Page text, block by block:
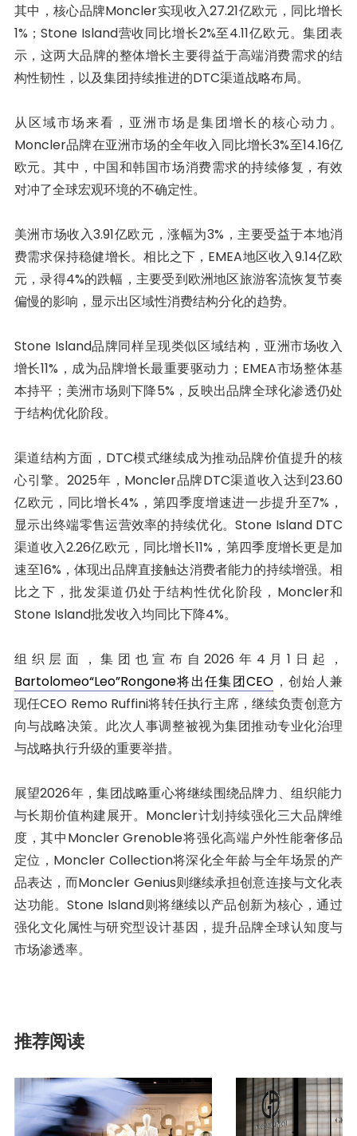
其中，核心品牌Moncler实现收入27.21亿欧元，同比增长
1%；Stone Island营收同比增长2%至4.11亿欧元。集团表
示，这两大品牌的整体增长主要得益于高端消费需求的结
构性韧性，以及集团持续推进的DTC渠道战略布局。
从区域市场来看，亚洲市场是集团增长的核心动力。
Moncler品牌在亚洲市场的全年收入同比增长3%至14.16亿
欧元。其中，中国和韩国市场消费需求的持续修复，有效
对冲了全球宏观环境的不确定性。
美洲市场收入3.91亿欧元，涨幅为3%，主要受益于本地消
费需求保持稳健增长。相比之下，EMEA地区收入9.14亿欧
元，录得4%的跌幅，主要受到欧洲地区旅游客流恢复节奏
偏慢的影响，显示出区域性消费结构分化的趋势。
Stone Island品牌同样呈现类似区域结构，亚洲市场收入
增长11%，成为品牌增长最重要驱动力；EMEA市场整体基
本持平；美洲市场则下降5%，反映出品牌全球化渗透仍处
于结构优化阶段。
渠道结构方面，DTC模式继续成为推动品牌价值提升的核
心引擎。2025年，Moncler品牌DTC渠道收入达到23.60
亿欧元，同比增长4%，第四季度增速进一步提升至7%，
显示出终端零售运营效率的持续优化。Stone Island DTC
渠道收入2.26亿欧元，同比增长11%，第四季度增长更是加
速至16%，体现出品牌直接触达消费者能力的持续增强。相
比之下，批发渠道仍处于结构性优化阶段，Moncler和
Stone Island批发收入均同比下降4%。
组织层面，集团也宣布自2026年4月1日起，
Bartolomeo“Leo”Rongone将出任集团CEO ，创始人兼
现任CEO Remo Ruffini将转任执行主席，继续负责创意方
向与战略决策。此次人事调整被视为集团推动专业化治理
与战略执行升级的重要举措。
展望2026年，集团战略重心将继续围绕品牌力、组织能力
与长期价值构建展开。Moncler计划持续强化三大品牌维
度，其中Moncler Grenoble将强化高端户外性能奢侈品
定位，Moncler Collection将深化全年龄与全年场景的产
品表达，而Moncler Genius则继续承担创意连接与文化表
达功能。Stone Island则将继续以产品创新为核心，通过
强化文化属性与研究型设计基因，提升品牌全球认知度与
市场渗透率。
推荐阅读